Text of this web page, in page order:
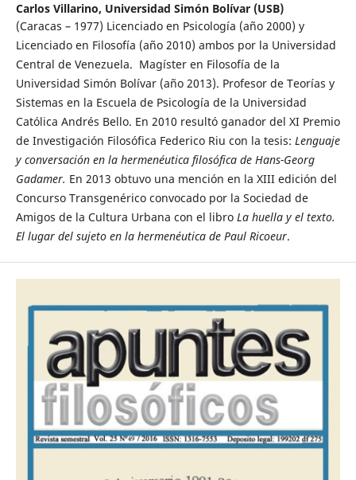
Carlos Villarino, Universidad Simón Bolívar (USB)
(Caracas – 1977) Licenciado en Psicología (año 2000) y
Licenciado en Filosofía (año 2010) ambos por la Universidad
Central de Venezuela. Magíster en Filosofía de la
Universidad Simón Bolívar (año 2013). Profesor de Teorías y
Sistemas en la Escuela de Psicología de la Universidad
Católica Andrés Bello. En 2010 resultó ganador del XI Premio
de Investigación Filosófica Federico Riu con la tesis: Lenguaje
y conversación en la hermenéutica filosófica de Hans-Georg
Gadamer. En 2013 obtuvo una mención en la XIII edición del
Concurso Transgenérico convocado por la Sociedad de
Amigos de la Cultura Urbana con el libro La huella y el texto.
El lugar del sujeto en la hermenéutica de Paul Ricoeur.